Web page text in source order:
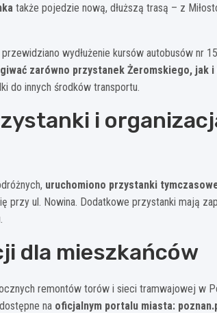
także pojedzie nową, dłuższą trasą – z
wydłużenie kursów autobusów nr
zarówno przystanek Żeromskiego,
do innych środków transportu.
i
uruchomiono przystanki
przy ul. Nowina. Dodatkowe przystanki mają
dla mieszkańców
remontów torów i sieci tramwajowej w
na oficjalnym portalu miasta: